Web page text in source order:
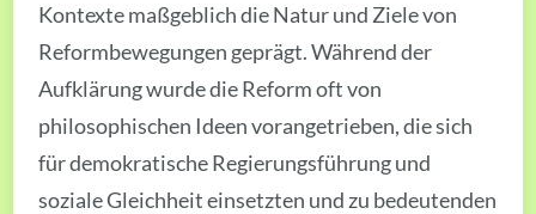
Kontexte maßgeblich die Natur und Ziele von
Reformbewegungen geprägt. Während der
Aufklärung wurde die Reform oft von
philosophischen Ideen vorangetrieben, die sich
für demokratische Regierungsführung und
soziale Gleichheit einsetzten und zu bedeutenden